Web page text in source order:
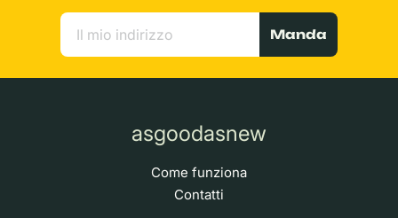
Manda
asgoodasnew
Come funziona
Contatti